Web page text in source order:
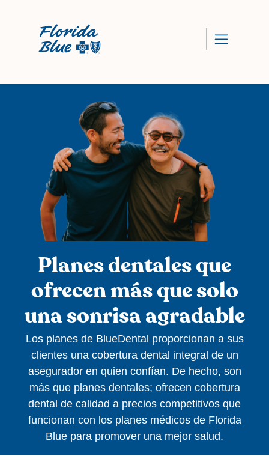
Planes dentales que
ofrecen más que solo
una sonrisa agradable
Los planes de BlueDental proporcionan a sus
clientes una cobertura dental integral de un
asegurador en quien confían. De hecho, son
más que planes dentales; ofrecen cobertura
dental de calidad a precios competitivos que
funcionan con los planes médicos de Florida
Blue para promover una mejor salud.